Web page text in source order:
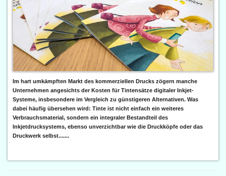
Im hart umkämpften Markt des kommerziellen Drucks zögern manche
Unternehmen angesichts der Kosten für Tintensätze digitaler Inkjet-
Systeme, insbesondere im Vergleich zu günstigeren Alternativen. Was
dabei häufig übersehen wird: Tinte ist nicht einfach ein weiteres
Verbrauchsmaterial, sondern ein integraler Bestandteil des
Inkjetdrucksystems, ebenso unverzichtbar wie die Druckköpfe oder das
Druckwerk selbst.......